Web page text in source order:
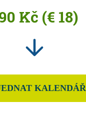
Kč (€ 18)
KALENDÁŘ